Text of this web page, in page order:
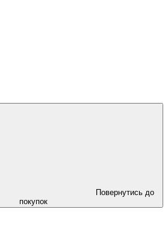
Повернутись до
покупок